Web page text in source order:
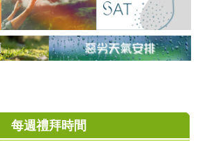
每週禮拜時間